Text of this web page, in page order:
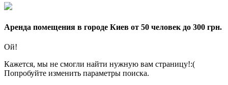
Аренда помещения в городе Киев от 50 человек до 300 грн.
Ой!
Кажется, мы не смогли найти нужную вам страницу!:(
Попробуйте изменить параметры поиска.